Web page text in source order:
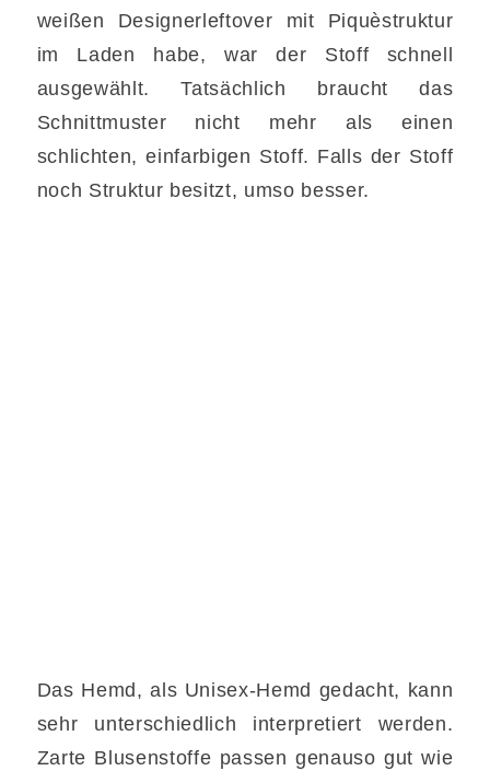
weißen Designerleftover mit Piquèstruktur
im Laden habe, war der Stoff schnell
ausgewählt. Tatsächlich braucht das
Schnittmuster nicht mehr als einen
schlichten, einfarbigen Stoff. Falls der Stoff
noch Struktur besitzt, umso besser.
Das Hemd, als Unisex-Hemd gedacht, kann
sehr unterschiedlich interpretiert werden.
Zarte Blusenstoffe passen genauso gut wie